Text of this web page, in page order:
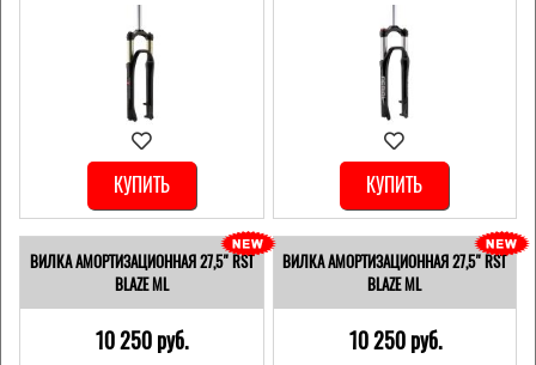
КУПИТЬ КУПИТЬ
ВИЛКА АМОРТИЗАЦИОННАЯ 27,5" RST
BLAZE ML
10 250 pуб.
ВИЛКА АМОРТИЗАЦИОННАЯ 27,5" RST
BLAZE ML
10 250 pуб.